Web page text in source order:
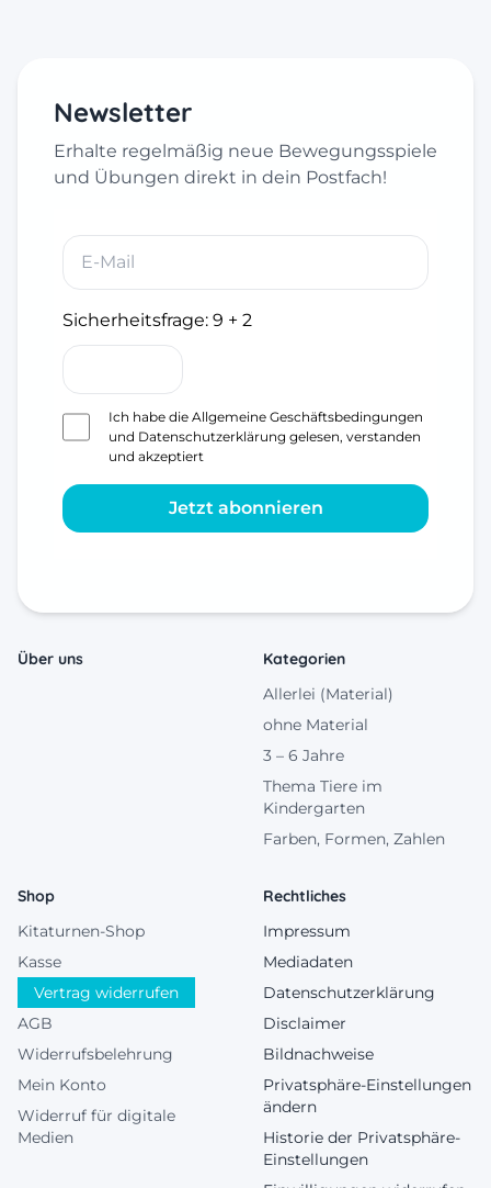
Newsletter
Erhalte regelmäßig neue Bewegungsspiele
und Übungen direkt in dein Postfach!
Sicherheitsfrage: 9 + 2
Ich habe die Allgemeine Geschäftsbedingungen
und Datenschutzerklärung gelesen, verstanden
und akzeptiert
Jetzt abonnieren
Über uns
Kategorien
Allerlei (Material)
ohne Material
3 – 6 Jahre
Thema Tiere im
Kindergarten
Farben, Formen, Zahlen
Shop
Kitaturnen-Shop
Kasse
Vertrag widerrufen
AGB
Widerrufsbelehrung
Mein Konto
Widerruf für digitale
Medien
Rechtliches
Impressum
Mediadaten
Datenschutzerklärung
Disclaimer
Bildnachweise
Privatsphäre-Einstellungen
ändern
Historie der Privatsphäre-
Einstellungen